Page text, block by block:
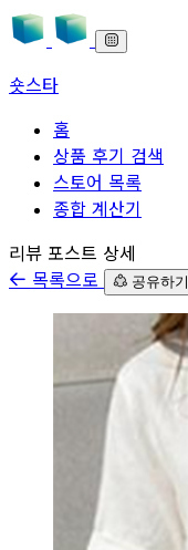
숏스타
홈
상품 후기 검색
스토어 목록
종합 계산기
본문으로 바로가기
리뷰 포스트 상세
목록으로
공유하기